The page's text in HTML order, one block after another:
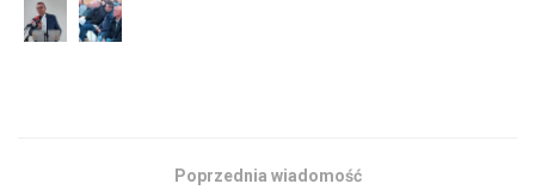
Poprzednia wiadomość